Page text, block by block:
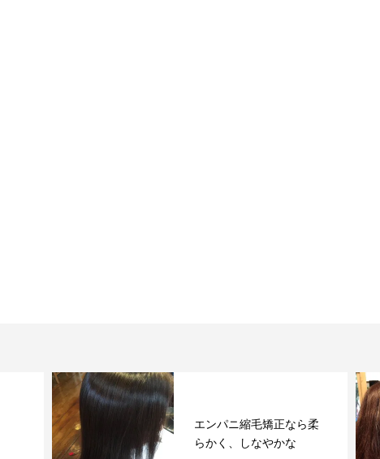
エンパニ縮毛矯正なら柔
らかく、しなやかな